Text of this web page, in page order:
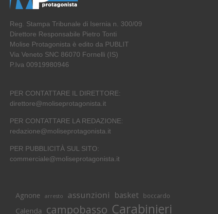
Reg. Stampa Tribunale di Isernia n. 300/09
Direttore Responsabile Pietro Tonti
Molise Protagonista è edito da PUBLIT
Via Veneto SNC 86070 Fornelli (IS)
P.Iva 00919980946
PER CONTATTARE IL DIRETTORE:
direttore@moliseprotagonista.it
PER CONTATTARE LA REDAZIONE:
redazione@moliseprotagonista.it
PER PUBBLICITÀ SUL SITO:
commerciale@moliseprotagonista.it
Agnone arresto assunzioni basket boccardo
Calenda campobasso Carabinieri